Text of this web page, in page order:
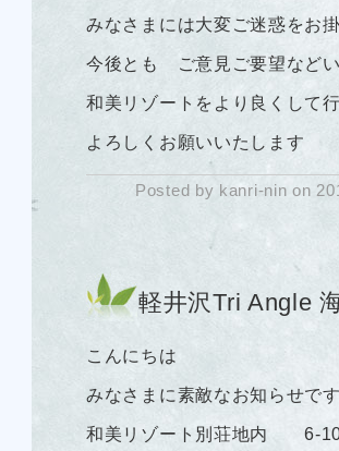
みなさまには大変ご迷惑をお
今後とも ご意見ご要望など
和美リゾートをより良くして
よろしくお願いいたします
Posted by kanri-nin on
軽井沢Tri Angle
こんにちは
みなさまに素敵なお知らせです
和美リゾート別荘地内 6-